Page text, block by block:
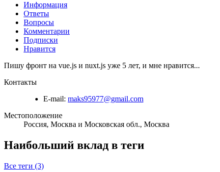
Информация
Ответы
Вопросы
Комментарии
Подписки
Нравится
Пишу фронт на vue.js и nuxt.js уже 5 лет, и мне нравится...
Контакты
E-mail: maks95977@gmail.com
Местоположение
Россия, Москва и Московская обл., Москва
Наибольший вклад в теги
Все теги (3)